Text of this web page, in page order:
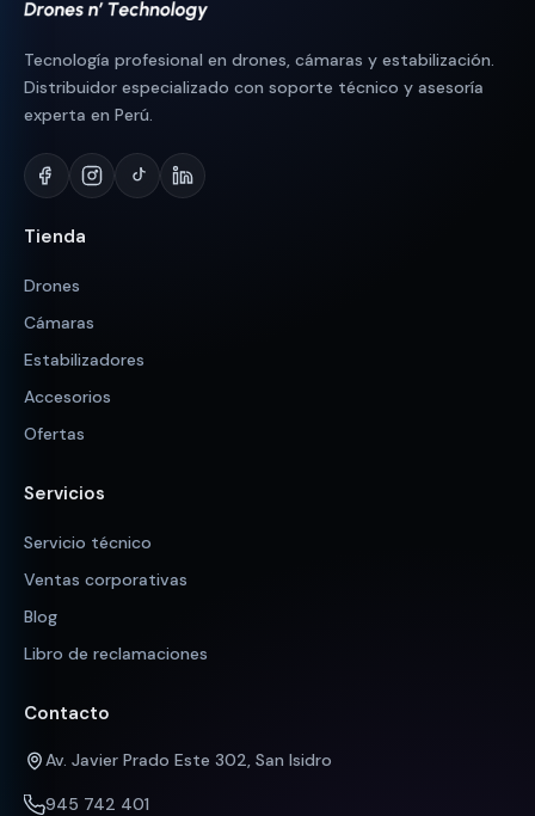
Tecnología profesional en drones, cámaras y estabilización.
Distribuidor especializado con soporte técnico y asesoría
experta en Perú.
Tienda
Drones
Cámaras
Estabilizadores
Accesorios
Ofertas
Servicios
Servicio técnico
Ventas corporativas
Blog
Libro de reclamaciones
Contacto
Av. Javier Prado Este 302, San Isidro
945 742 401